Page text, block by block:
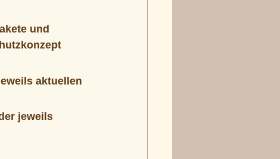
und
aktuellen
jeweils